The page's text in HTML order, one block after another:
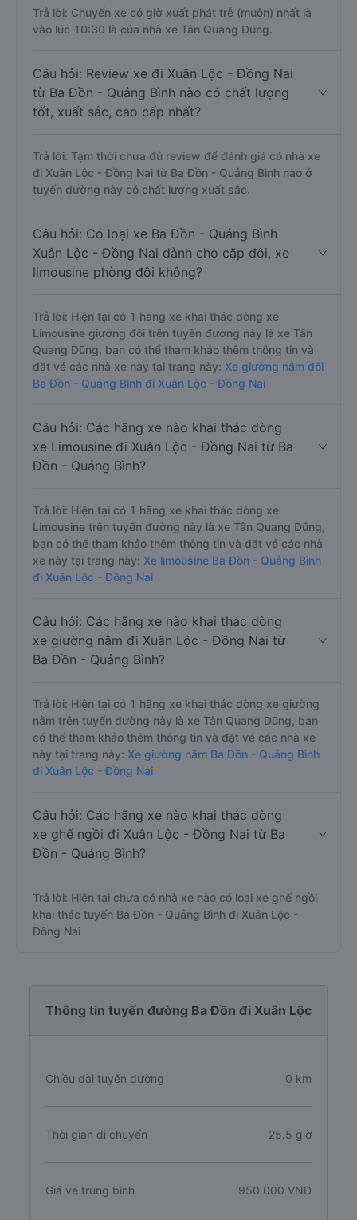
Trả lời: Chuyến xe có giờ xuất phát trễ (muộn) nhất là
vào lúc 10:30 là của nhà xe Tân Quang Dũng.
Câu hỏi: Review xe đi Xuân Lộc - Đồng Nai
từ Ba Đồn - Quảng Bình nào có chất lượng
tốt, xuất sắc, cao cấp nhất?
Trả lời: Tạm thời chưa đủ review để đánh giá có nhà xe
đi Xuân Lộc - Đồng Nai từ Ba Đồn - Quảng Bình nào ở
tuyến đường này có chất lượng xuất sắc.
Câu hỏi: Có loại xe Ba Đồn - Quảng Bình
Xuân Lộc - Đồng Nai dành cho cặp đôi, xe
limousine phòng đôi không?
Trả lời: Hiện tại có 1 hãng xe khai thác dòng xe
Limousine giường đôi trên tuyến đường này là xe Tân
Quang Dũng, bạn có thể tham khảo thêm thông tin và
đặt vé các nhà xe này tại trang này: Xe giường nằm đôi
Ba Đồn - Quảng Bình đi Xuân Lộc - Đồng Nai
Câu hỏi: Các hãng xe nào khai thác dòng
xe Limousine đi Xuân Lộc - Đồng Nai từ Ba
Đồn - Quảng Bình?
Trả lời: Hiện tại có 1 hãng xe khai thác dòng xe
Limousine trên tuyến đường này là xe Tân Quang Dũng,
bạn có thể tham khảo thêm thông tin và đặt vé các nhà
xe này tại trang này: Xe limousine Ba Đồn - Quảng Bình
đi Xuân Lộc - Đồng Nai
Câu hỏi: Các hãng xe nào khai thác dòng
xe giường nằm đi Xuân Lộc - Đồng Nai từ
Ba Đồn - Quảng Bình?
Trả lời: Hiện tại có 1 hãng xe khai thác dòng xe giường
nằm trên tuyến đường này là xe Tân Quang Dũng, bạn
có thể tham khảo thêm thông tin và đặt vé các nhà xe
này tại trang này: Xe giường nằm Ba Đồn - Quảng Bình
đi Xuân Lộc - Đồng Nai
Câu hỏi: Các hãng xe nào khai thác dòng
xe ghế ngồi đi Xuân Lộc - Đồng Nai từ Ba
Đồn - Quảng Bình?
Trả lời: Hiện tại chưa có nhà xe nào có loại xe ghế ngồi
khai thác tuyến Ba Đồn - Quảng Bình đi Xuân Lộc -
Đồng Nai
Thông tin tuyến đường Ba Đồn đi Xuân Lộc
Chiều dài tuyến đường 0 km
Thời gian di chuyển 25.5 giờ
Giá vé trung bình 950.000 VNĐ